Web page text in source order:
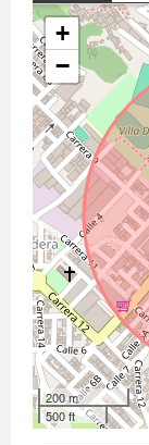
+
−
200 m
500 ft